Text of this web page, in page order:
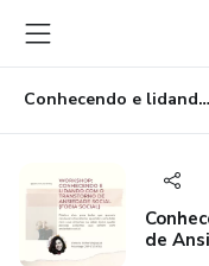
para
o
conteúdo
principal
para
o
pagamento
para
o
rodapé
Conhecendo e lidando com o Transtorno de Ansiedade Social (Fobia Social)
de